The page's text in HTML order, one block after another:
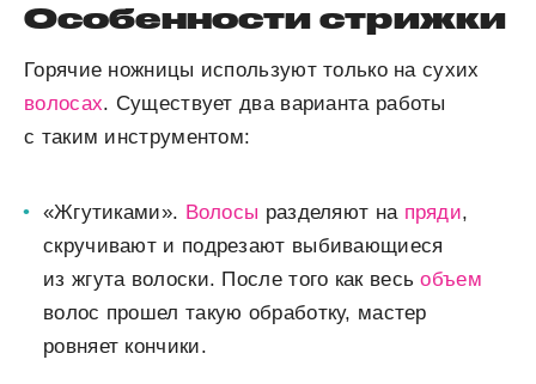
Особенности стрижки
Горячие ножницы используют только на сухих
волосах. Существует два варианта работы
с таким инструментом:
«Жгутиками». Волосы разделяют на пряди,
скручивают и подрезают выбивающиеся
из жгута волоски. После того как весьобъем
волос прошел такую обработку, мастер
ровняет кончики.